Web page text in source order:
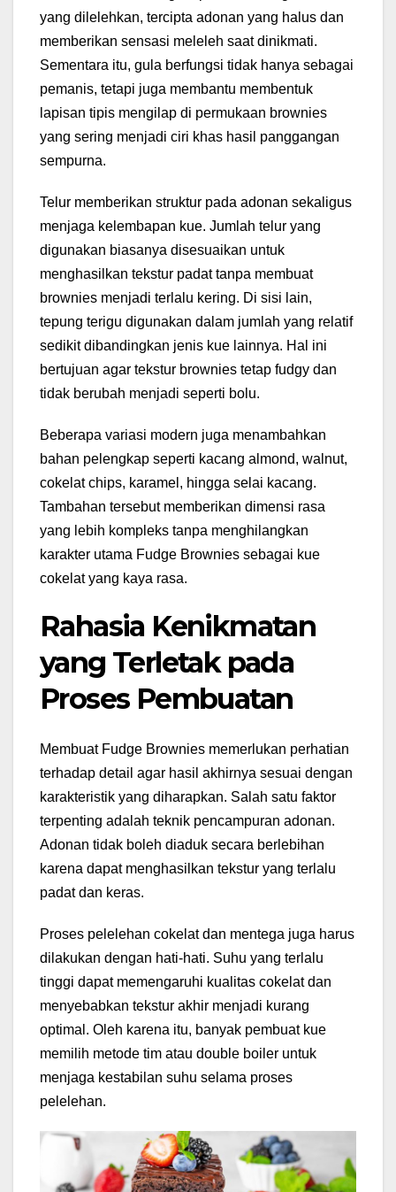
yang dilelehkan, tercipta adonan yang halus dan
memberikan sensasi meleleh saat dinikmati.
Sementara itu, gula berfungsi tidak hanya sebagai
pemanis, tetapi juga membantu membentuk
lapisan tipis mengilap di permukaan brownies
yang sering menjadi ciri khas hasil panggangan
sempurna.
Telur memberikan struktur pada adonan sekaligus
menjaga kelembapan kue. Jumlah telur yang
digunakan biasanya disesuaikan untuk
menghasilkan tekstur padat tanpa membuat
brownies menjadi terlalu kering. Di sisi lain,
tepung terigu digunakan dalam jumlah yang relatif
sedikit dibandingkan jenis kue lainnya. Hal ini
bertujuan agar tekstur brownies tetap fudgy dan
tidak berubah menjadi seperti bolu.
Beberapa variasi modern juga menambahkan
bahan pelengkap seperti kacang almond, walnut,
cokelat chips, karamel, hingga selai kacang.
Tambahan tersebut memberikan dimensi rasa
yang lebih kompleks tanpa menghilangkan
karakter utama Fudge Brownies sebagai kue
cokelat yang kaya rasa.
Rahasia Kenikmatan
yang Terletak pada
Proses Pembuatan
Membuat Fudge Brownies memerlukan perhatian
terhadap detail agar hasil akhirnya sesuai dengan
karakteristik yang diharapkan. Salah satu faktor
terpenting adalah teknik pencampuran adonan.
Adonan tidak boleh diaduk secara berlebihan
karena dapat menghasilkan tekstur yang terlalu
padat dan keras.
Proses pelelehan cokelat dan mentega juga harus
dilakukan dengan hati-hati. Suhu yang terlalu
tinggi dapat memengaruhi kualitas cokelat dan
menyebabkan tekstur akhir menjadi kurang
optimal. Oleh karena itu, banyak pembuat kue
memilih metode tim atau double boiler untuk
menjaga kestabilan suhu selama proses
pelelehan.